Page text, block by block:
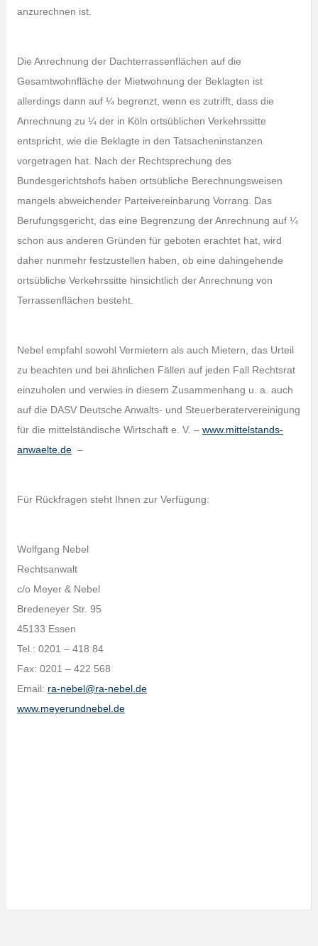
anzurechnen ist.
Die Anrechnung der Dachterrassenflächen auf die
Gesamtwohnfläche der Mietwohnung der Beklagten ist
allerdings dann auf ¼ begrenzt, wenn es zutrifft, dass die
Anrechnung zu ¼ der in Köln ortsüblichen Verkehrssitte
entspricht, wie die Beklagte in den Tatsacheninstanzen
vorgetragen hat. Nach der Rechtsprechung des
Bundesgerichtshofs haben ortsübliche Berechnungsweisen
mangels abweichender Parteivereinbarung Vorrang. Das
Berufungsgericht, das eine Begrenzung der Anrechnung auf ¼
schon aus anderen Gründen für geboten erachtet hat, wird
daher nunmehr festzustellen haben, ob eine dahingehende
ortsübliche Verkehrssitte hinsichtlich der Anrechnung von
Terrassenflächen besteht.
Nebel empfahl sowohl Vermietern als auch Mietern, das Urteil
zu beachten und bei ähnlichen Fällen auf jeden Fall Rechtsrat
einzuholen und verwies in diesem Zusammenhang u. a. auch
auf die DASV Deutsche Anwalts- und Steuerberatervereinigung
für die mittelständische Wirtschaft e. V. – www.mittelstands-
anwaelte.de–
Für Rückfragen steht Ihnen zur Verfügung:
Wolfgang Nebel
Rechtsanwalt
c/o Meyer & Nebel
Bredeneyer Str. 95
45133 Essen
Tel.: 0201 – 418 84
Fax: 0201 – 422 568
Email: ra-nebel@ra-nebel.de
www.meyerundnebel.de